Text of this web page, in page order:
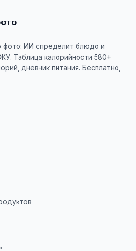
фото: ИИ определит блюдо и
Таблица калорийности 580+
дневник питания. Бесплатно,